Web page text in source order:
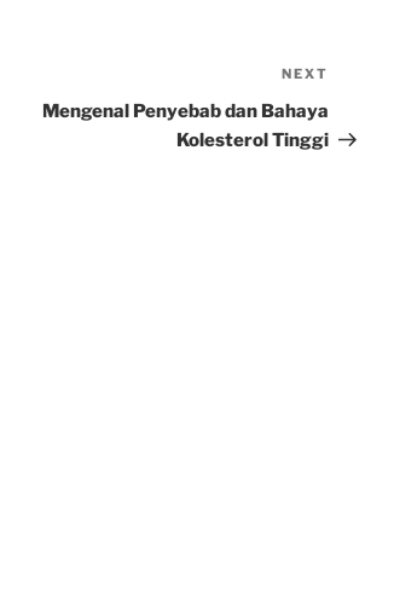
NEXT
Mengenal Penyebab dan Bahaya
Kolesterol Tinggi